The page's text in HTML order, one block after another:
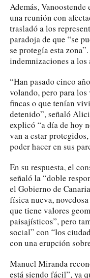
Además,
una reunión con
trasladó a los
paradoja de que “se
se protegía esta
indemnizaciones a los
“Han pasado cinco
volando, pero para
fincas o que tenían
detenido”, señaló
explicó “a día de hoy
van a estar
poder hacer en sus
En su respuesta, el
señaló la “doble
el Gobierno de
física nueva,
que tiene valores
paisajísticos”, pero
social” con “los
con una erupción
Manuel Miranda
está siendo fácil”, ya